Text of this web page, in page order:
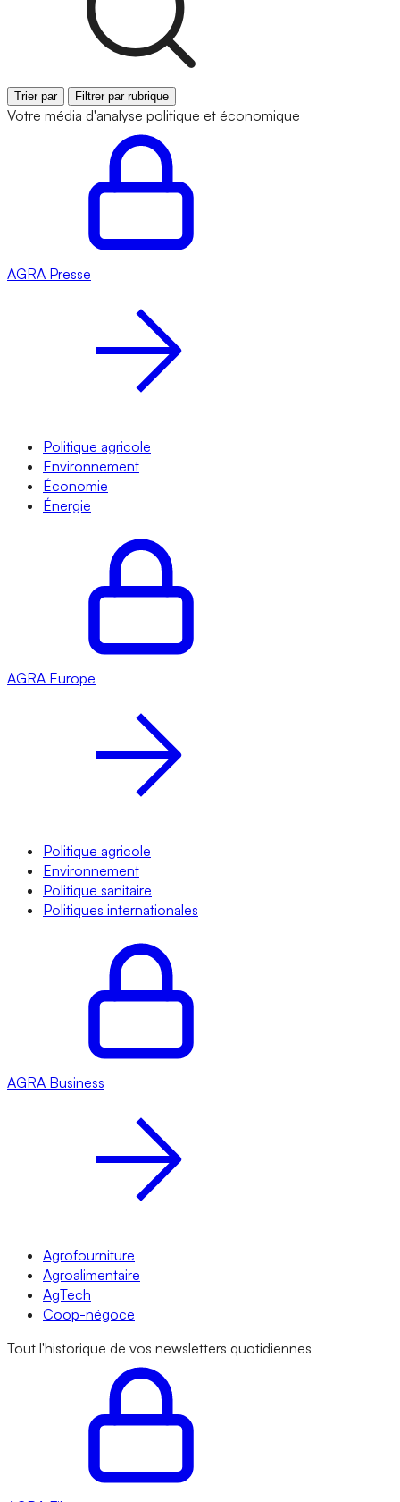
Trier par Filtrer par rubrique
Votre média d'analyse politique et économique
AGRA Presse
Politique agricole
Environnement
Économie
Énergie
AGRA Europe
Politique agricole
Environnement
Politique sanitaire
Politiques internationales
AGRA Business
Agrofourniture
Agroalimentaire
AgTech
Coop-négoce
Tout l'historique de vos newsletters quotidiennes